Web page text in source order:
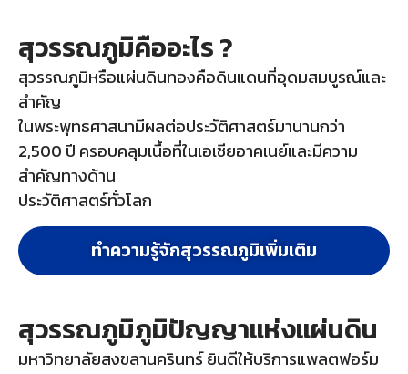
สุวรรณภูมิคืออะไร ?
สุวรรณภูมิหรือแผ่นดินทองคือดินแดนที่อุดมสมบูรณ์และ
สำคัญ
ในพระพุทธศาสนามีผลต่อประวัติศาสตร์มานานกว่า
2,500 ปี ครอบคลุมเนื้อที่ในเอเชียอาคเนย์และมีความ
สำคัญทางด้าน
ประวัติศาสตร์ทั่วโลก
ทำความรู้จักสุวรรณภูมิเพิ่มเติม
สุวรรณภูมิภูมิปัญญาแห่งแผ่นดิน
มหาวิทยาลัยสงขลานครินทร์ ยินดีให้บริการแพลตฟอร์ม